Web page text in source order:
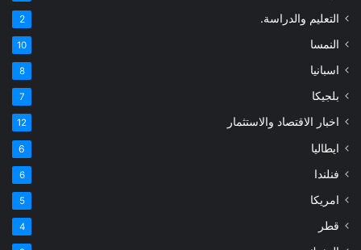
التعليم والدراسة. 2
النمسا 10
اسبانيا 8
بلجيكا 7
اخبار الاقتصاد والاستثمار 12
ايطاليا 6
فنلندا 6
امريكا 5
قطر 4